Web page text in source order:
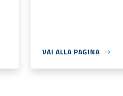
VAI ALLA PAGINA